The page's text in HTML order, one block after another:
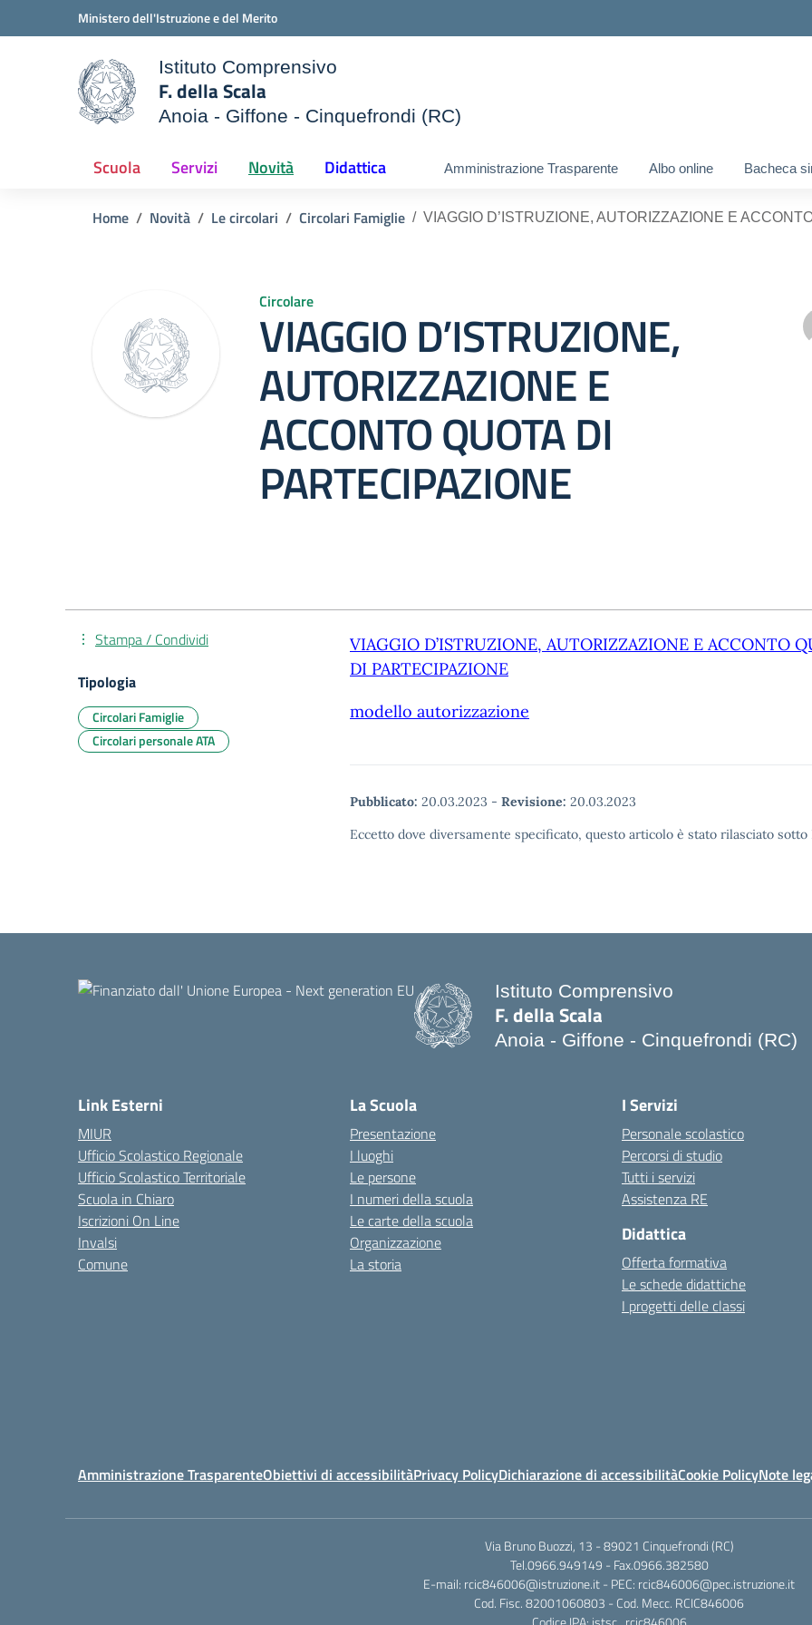
Vai ai contenuti
Vai al menu di navigazioneMinistero dell'Istruzione e del Merito
della scuola
Istituto Comprensivo
F. della Scala
Anoia - Giffone - Cinquefrondi (RC)
Scuola Servizi Novità Didattica Amministrazione Trasparente Albo online Bacheca
Home Novità Le circolari Circolari Famiglie VIAGGIO D’ISTRUZIONE, AUTORIZZAZIONE E
Circolare
VIAGGIO D’ISTRUZIONE,
AUTORIZZAZIONE E
ACCONTO QUOTA DI
PARTECIPAZIONE
VIAGGIO D’ISTRUZIONE, AUTORIZZAZIONE E ACCONTO
DI PARTECIPAZIONE
modello autorizzazione
Pubblicato: 20.03.2023 - Revisione: 20.03.2023
Eccetto dove diversamente specificato, questo articolo è stato rilasciato
Stampa / Condividi
Tipologia
Circolari Famiglie
Circolari personale ATA
Istituto Comprensivo
F. della Scala
Anoia - Giffone - Cinquefrondi (RC)
Link Esterni
MIUR
Ufficio Scolastico Regionale
Ufficio Scolastico Territoriale
Scuola in Chiaro
Iscrizioni On Line
Invalsi
Comune
La Scuola
Presentazione
I luoghi
Le persone
I numeri della scuola
Le carte della scuola
Organizzazione
La storia
I Servizi
Personale scolastico
Percorsi di studio
Tutti i servizi
Assistenza RE
Didattica
Offerta formativa
Le schede didattiche
I progetti delle classi
Amministrazione TrasparenteObiettivi di accessibilitàPrivacy PolicyDichiarazione di accessibilitàCookie PolicyNote
Via Bruno Buozzi, 13 - 89021 Cinquefrondi (RC)
Tel.0966.949149 - Fax.0966.382580
E-mail: rcic846006@istruzione.it - PEC: rcic846006@pec.istruzione.it
Cod. Fisc. 82001060803 - Cod. Mecc. RCIC846006